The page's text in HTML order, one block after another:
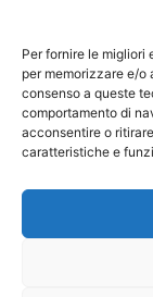
Per fornire le
per memorizzare e/o
consenso a queste
comportamento di
acconsentire o
caratteristiche e